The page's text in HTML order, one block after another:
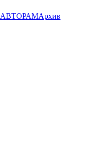
АВТОРАМАрхив